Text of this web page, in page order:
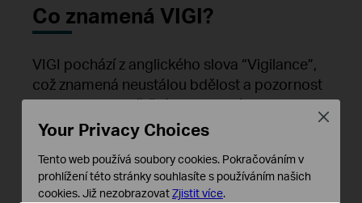
Co znamená VIGI?
VIGI pochází z anglického slova “Vigilance”,
což znamená neustálou bdělost a pozornost
nezbytnou k zajištění prostor. Název
demonstruje naše závazky poskytovat
trvalou, strukturovanou ostražitost s
profesionálním a spolehlivým přístupem k
zabezpečení.
Your Privacy Choices
Tento web používá soubory cookies. Pokračováním v
prohlížení této stránky souhlasíte s používáním našich
cookies.Již nezobrazovatZjistit více.
Close